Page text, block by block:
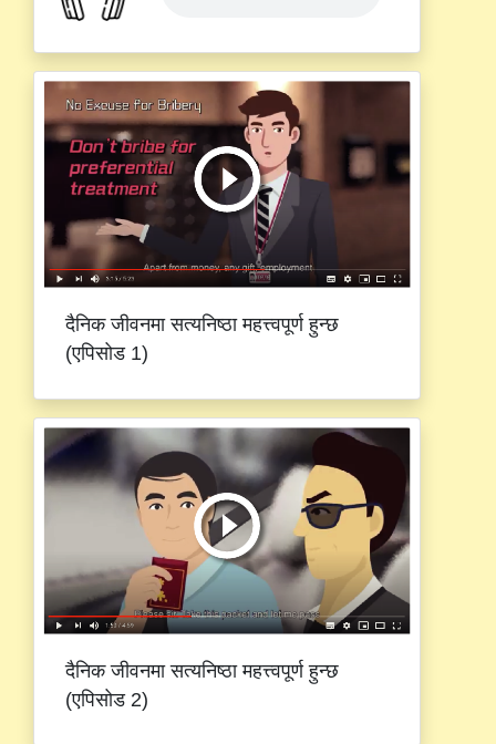
दैनिक जीवनमा सत्यनिष्ठा महत्त्वपूर्ण हुन्छ
(एपिसोड 1)
दैनिक जीवनमा सत्यनिष्ठा महत्त्वपूर्ण हुन्छ
(एपिसोड 2)